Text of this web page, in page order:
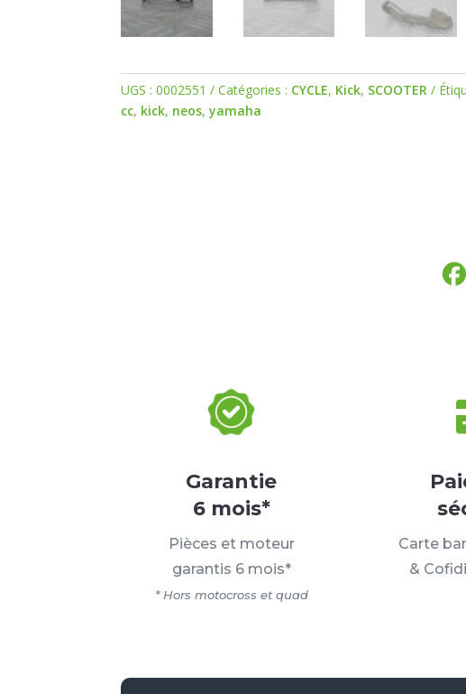
UGS :0002551 Catégories : CYCLE, Kick, SCOOTER
cc, kick, neos,yamaha
Garantie
6 mois*
Pièces et moteur
garantis 6 mois*
* Hors motocross et quad
Carte
&